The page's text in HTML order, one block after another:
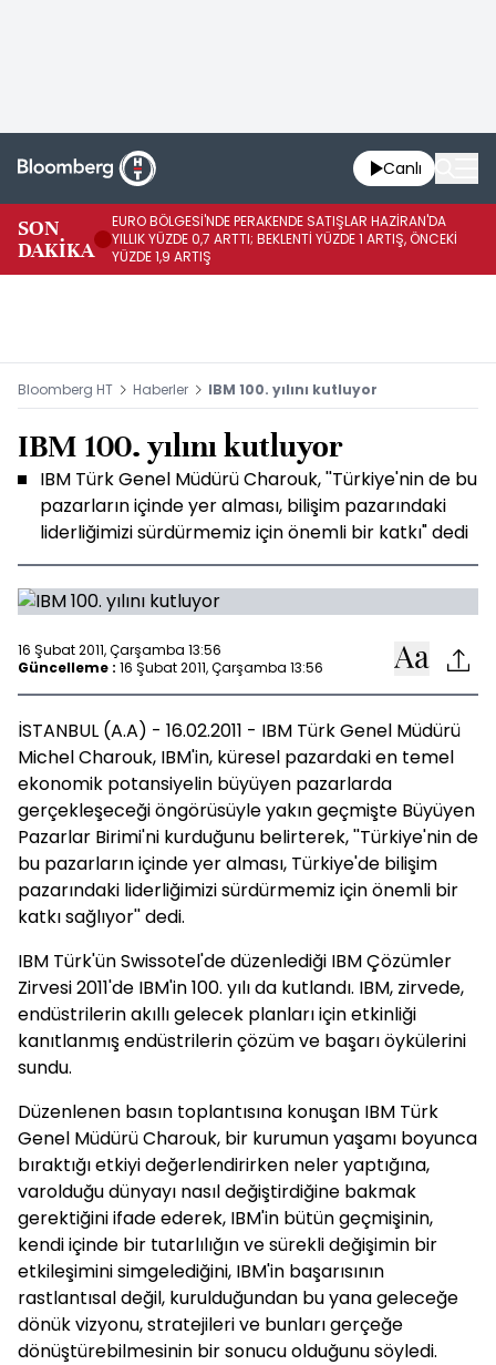
Canlı
SON
DAKİKA
EURO BÖLGESİ'NDE PERAKENDE SATIŞLAR HAZİRAN'DA
YILLIK YÜZDE 0,7 ARTTI; BEKLENTİ YÜZDE 1 ARTIŞ, ÖNCEKİ
YÜZDE 1,9 ARTIŞ
Bloomberg HT Haberler IBM 100. yılını kutluyor
IBM 100. yılını kutluyor
IBM Türk Genel Müdürü Charouk, ''Türkiye'nin de bu
pazarların içinde yer alması, bilişim pazarındaki
liderliğimizi sürdürmemiz için önemli bir katkı" dedi
16 Şubat 2011, Çarşamba 13:56
Güncelleme : 16 Şubat 2011, Çarşamba 13:56
İSTANBUL (A.A) - 16.02.2011 - IBM Türk Genel Müdürü
Michel Charouk, IBM'in, küresel pazardaki en temel
ekonomik potansiyelin büyüyen pazarlarda
gerçekleşeceği öngörüsüyle yakın geçmişte Büyüyen
Pazarlar Birimi'ni kurduğunu belirterek, ''Türkiye'nin de
bu pazarların içinde yer alması, Türkiye'de bilişim
pazarındaki liderliğimizi sürdürmemiz için önemli bir
katkı sağlıyor'' dedi.
IBM Türk'ün Swissotel'de düzenlediği IBM Çözümler
Zirvesi 2011'de IBM'in 100. yılı da kutlandı. IBM, zirvede,
endüstrilerin akıllı gelecek planları için etkinliği
kanıtlanmış endüstrilerin çözüm ve başarı öykülerini
sundu.
Düzenlenen basın toplantısına konuşan IBM Türk
Genel Müdürü Charouk, bir kurumun yaşamı boyunca
bıraktığı etkiyi değerlendirirken neler yaptığına,
varolduğu dünyayı nasıl değiştirdiğine bakmak
gerektiğini ifade ederek, IBM'in bütün geçmişinin,
kendi içinde bir tutarlılığın ve sürekli değişimin bir
etkileşimini simgelediğini, IBM'in başarısının
rastlantısal değil, kurulduğundan bu yana geleceğe
dönük vizyonu, stratejileri ve bunları gerçeğe
dönüştürebilmesinin bir sonucu olduğunu söyledi.